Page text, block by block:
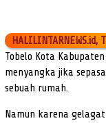
HALILINTARNEWS.id,
Tobelo Kota
menyangka jika
sebuah rumah.
Namun karena